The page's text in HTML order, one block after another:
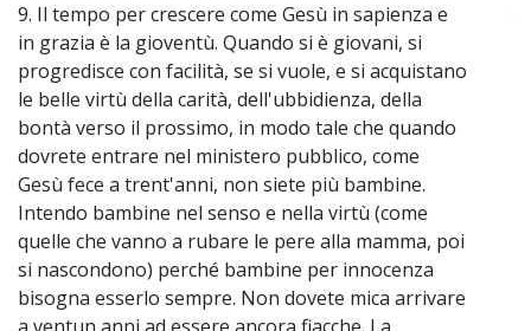
9. Il tempo per crescere come Gesù in sapienza e
in grazia è la gioventù. Quando si è giovani, si
progredisce con facilità, se si vuole, e si acquistano
le belle virtù della carità, dell'ubbidienza, della
bontà verso il prossimo, in modo tale che quando
dovrete entrare nel ministero pubblico, come
Gesù fece a trent'anni, non siete più bambine.
Intendo bambine nel senso e nella virtù (come
quelle che vanno a rubare le pere alla mamma, poi
si nascondono) perché bambine per innocenza
bisogna esserlo sempre. Non dovete mica arrivare